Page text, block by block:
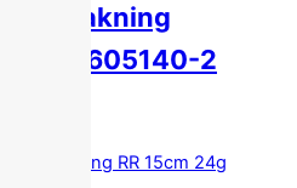
JR 2 pakning
24g 605140-2